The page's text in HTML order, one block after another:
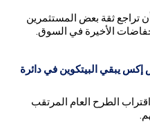
تراجع ثقة بعض المستثمرين
الأخيرة في السوق.
يبقي البيتكوين في دائرة
الطرح العام المرتقب